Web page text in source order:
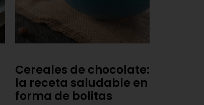
Cereales de chocolate:
la receta saludable en
forma de bolitas